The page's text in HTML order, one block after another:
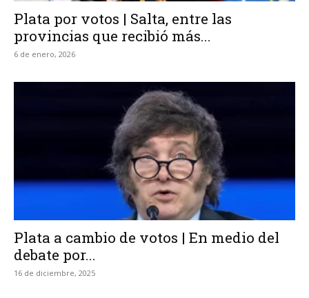
Plata por votos | Salta, entre las
provincias que recibió más...
6 de enero, 2026
Plata a cambio de votos | En medio del
debate por...
16 de diciembre, 2025